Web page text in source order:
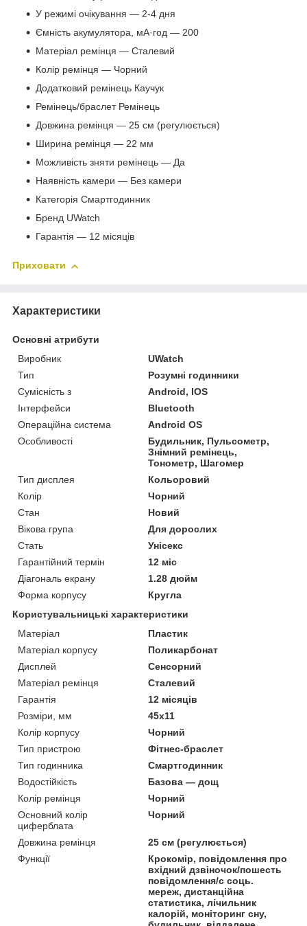
У режимі очікування — 2-4 дня
Ємність акумулятора, мА·год — 200
Матеріал ремінця — Сталевий
Колір ремінця — Чорний
Додатковий ремінець Каучук
Ремінець/браслет Ремінець
Довжина ремінця — 25 см (регулюється)
Ширина ремінця — 22 мм
Можливість зняти ремінець — Да
Наявність камери — Без камери
Категорія Смартгодинник
Бренд UWatch
Гарантія — 12 місяців
Приховати
Характеристики
Основні атрибути
Виробник
UWatch
Тип
Розумні годинники
Сумісність з
Android, IOS
Інтерфейси
Bluetooth
Операційна система
Android OS
Особливості
Будильник, Пульсометр,
Знімний ремінець,
Тонометр, Шагомер
Тип дисплея
Кольоровий
Колір
Чорний
Стан
Новий
Вікова група
Для дорослих
Стать
Унісекс
Гарантійний термін
12 міс
Діагональ екрану
1.28 дюйм
Форма корпусу
Кругла
Користувальницькі характеристики
Матеріал
Пластик
Матеріал корпусу
Поликарбонат
Дисплей
Сенсорний
Матеріал ремінця
Сталевий
Гарантія
12 місяців
Розміри, мм
45х11
Колір корпусу
Чорний
Тип пристрою
Фітнес-браслет
Тип годинника
Смартгодинник
Водостійкість
Базова — дощ
Колір ремінця
Чорний
Основний колір
циферблата
Чорний
Довжина ремінця
25 см (регулюється)
Функції
Крокомір, повідомлення про
вхідний дзвіночок/пошесть
повідомлення/с соць.
мереж, дистанційна
статистика, лічильник
калорій, моніторинг сну,